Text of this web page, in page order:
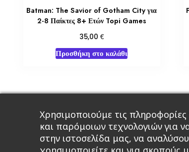
Batman: The Savior of Gotham City για
2-8 Παίκτες 8+ Ετών Topi Games
35,00 €
Προσθήκη στο καλάθι
Κεντρική Βιβλία Comics
Χρησιμοποιούμε τις
και παρόμοιων τεχνολογιών για
στην ιστοσελίδα μας, να